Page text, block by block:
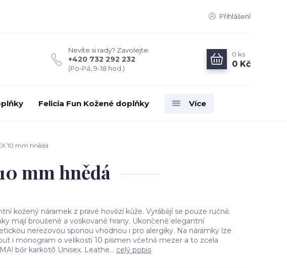
Přihlášení
Nevíte si rady? Zavolejte.
+420 732 292 232
(Po-Pá, 9-18 hod.)
0 ks
0 Kč
Felicia Fun Kožené doplňky Více
10 mm hnědá
mm hnědá
kožený náramek z pravé hovězí kůže. Vyrábějí se pouze ručně.
mají broušené a voskované hrany. Ukončené elegantní
nerezovou sponou vhodnou i pro alergiky. Na náramky lze
i monogram o velikosti 10 písmen včetně mezer a to zcela
bőr karkötõ Unisex. Leathe... celý popis